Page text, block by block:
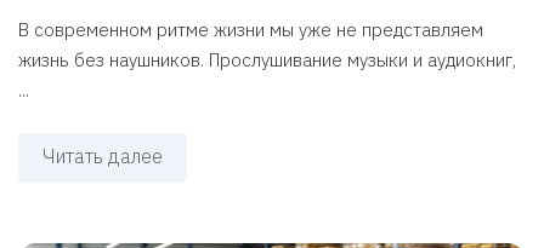
В современном ритме жизни мы уже не представляем
жизнь без наушников. Прослушивание музыки и аудиокниг,
...
Читать далее